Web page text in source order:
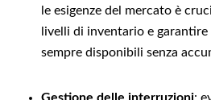
le esigenze del mercato è
livelli di inventario e
sempre disponibili senza